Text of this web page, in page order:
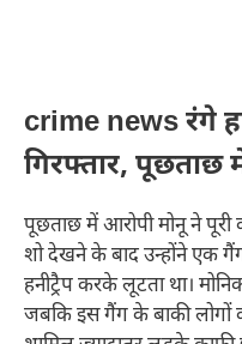
crime news रंगे
गिरफ्तार,
पूछताछ में आरोपी मोनू ने पूरी
शो देखने के बाद उन्होंने एक गैंग
हनीट्रैप करके लूटता था।
जबकि इस गैंग के बाकी लोगों